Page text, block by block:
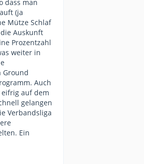
dass man
(ja
Mütze Schlaf
Auskunft
Prozentzahl
weiter in
Ground
Auch
auf dem
gelangen
Verbandsliga
Ein